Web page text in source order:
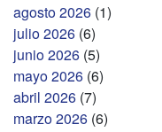
agosto 2026 (1)
julio 2026 (6)
junio 2026 (5)
mayo 2026 (6)
abril 2026 (7)
marzo 2026 (6)